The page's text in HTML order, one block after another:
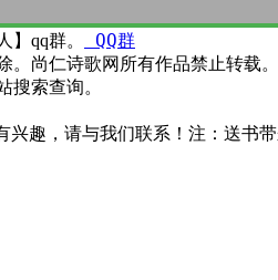
qq群。 QQ群
尚仁诗歌网所有作品禁止转载。
搜索查询。
趣，请与我们联系！注：送书